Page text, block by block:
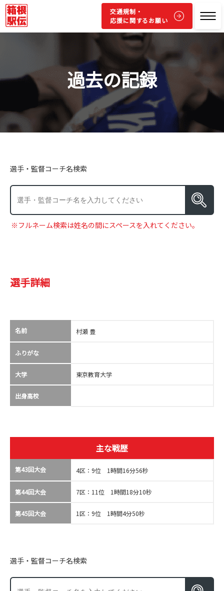
交通規制・
応援に関するお願い
過去の記録
選手・監督コーチ名検索
※フルネーム検索は姓名の間にスペースを入れてください。
選手詳細
名前 村瀬 豊
ふりがな
大学 東京教育大学
出身高校
主な戦歴
第43回大会 4区：9位 1時間16分56秒
第44回大会 7区：11位 1時間18分10秒
第45回大会 1区：9位 1時間4分50秒
選手・監督コーチ名検索